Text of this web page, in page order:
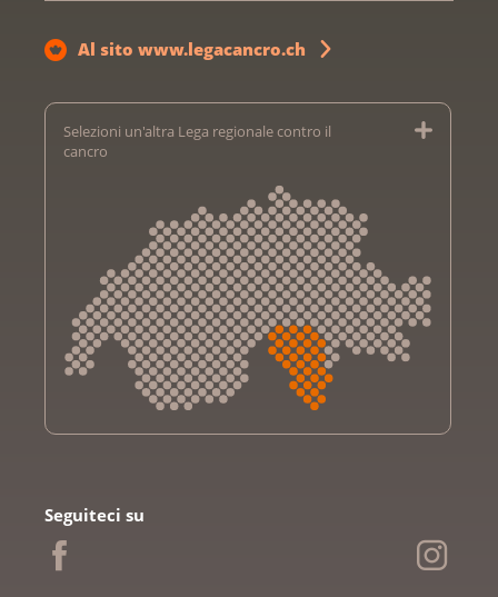
Al sito www.legacancro.ch
Selezioni un'altra Lega regionale contro il
cancro
Krebsliga Bern
Krebsliga Freiburg
Seguiteci su